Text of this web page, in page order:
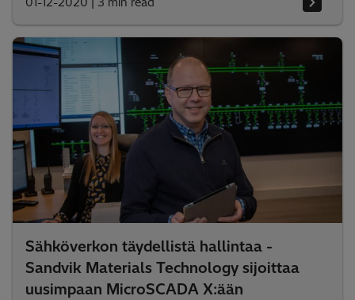
Sähköverkon täydellistä hallintaa -
Sandvik Materials Technology sijoittaa
uusimpaan MicroSCADA X:ään